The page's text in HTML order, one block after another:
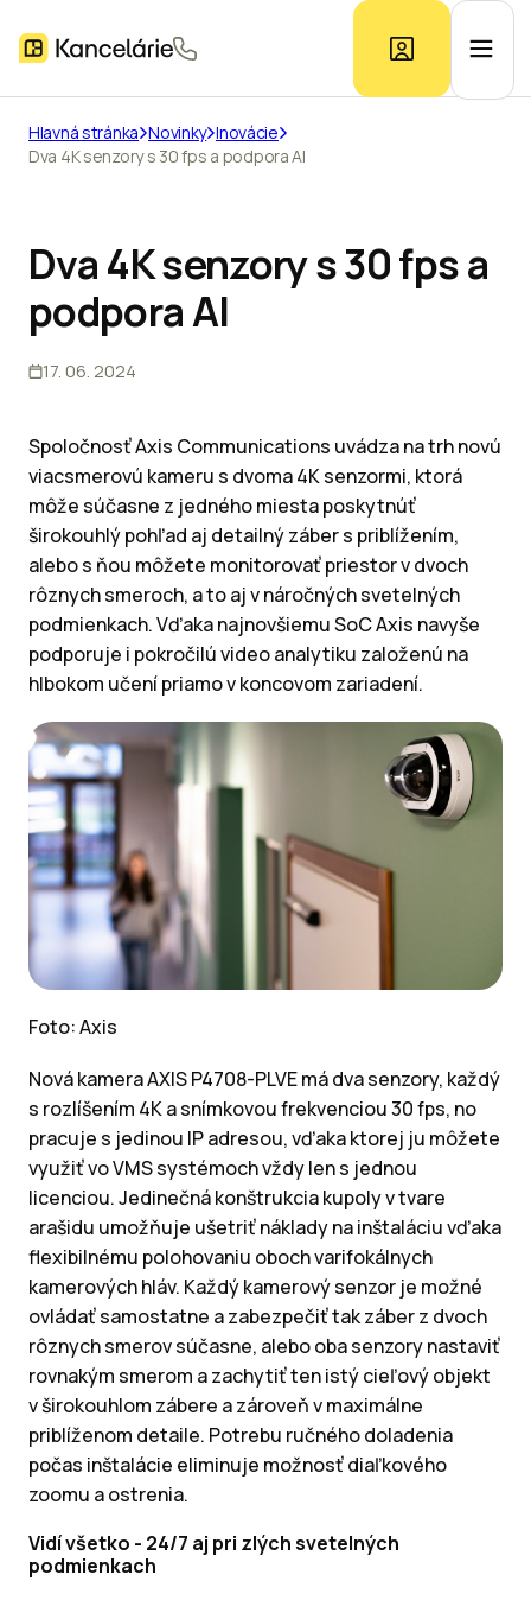
Ponuka kancelárií
Prieskum trhu
Hlavná stránka Novinky Inovácie
Dva 4K senzory s 30 fps a podpora AI
Dva 4K senzory s 30 fps a
podpora AI
17. 06. 2024
Spoločnosť Axis Communications uvádza na trh novú
viacsmerovú kameru s dvoma 4K senzormi, ktorá
môže súčasne z jedného miesta poskytnúť
širokouhlý pohľad aj detailný záber s priblížením,
alebo s ňou môžete monitorovať priestor v dvoch
rôznych smeroch, a to aj v náročných svetelných
podmienkach. Vďaka najnovšiemu SoC Axis navyše
podporuje i pokročilú video analytiku založenú na
hlbokom učení priamo v koncovom zariadení.
Foto: Axis
Nová kamera AXIS P4708-PLVE má dva senzory, každý
s rozlíšením 4K a snímkovou frekvenciou 30 fps, no
pracuje s jedinou IP adresou, vďaka ktorej ju môžete
využiť vo VMS systémoch vždy len s jednou
licenciou. Jedinečná konštrukcia kupoly v tvare
arašidu umožňuje ušetriť náklady na inštaláciu vďaka
flexibilnému polohovaniu oboch varifokálnych
kamerových hláv. Každý kamerový senzor je možné
ovládať samostatne a zabezpečiť tak záber z dvoch
rôznych smerov súčasne, alebo oba senzory nastaviť
rovnakým smerom a zachytiť ten istý cieľový objekt
v širokouhlom zábere a zároveň v maximálne
priblíženom detaile. Potrebu ručného doladenia
počas inštalácie eliminuje možnosť diaľkového
zoomu a ostrenia.
Vidí všetko - 24/7 aj pri zlých svetelných
podmienkach